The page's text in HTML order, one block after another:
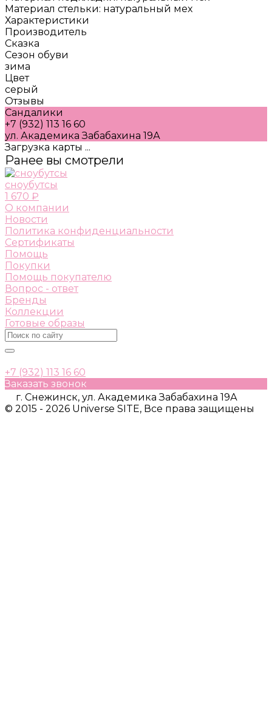
Материал стельки: натуральный мех
Характеристики
Производитель
Сказка
Сезон обуви
зима
Цвет
серый
Отзывы
Сандалики
+7 (932) 113 16 60
ул. Академика Забабахина 19А
Загрузка карты ...
Ранее вы смотрели
сноубутсы
1 670 ₽
О компании
Новости
Политика конфиденциальности
Сертификаты
Помощь
Покупки
Помощь покупателю
Вопрос - ответ
Бренды
Коллекции
Готовые образы
+7 (932) 113 16 60
Заказать звонок
г. Снежинск, ул. Академика Забабахина 19А
© 2015 - 2026 Universe SITE, Все права защищены